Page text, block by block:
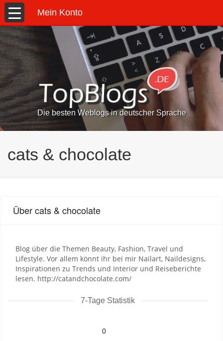
Mein Konto
Die besten Weblogs in deutscher Sprache
cats & chocolate
Über cats & chocolate
Blog über die Themen Beauty, Fashion, Travel und
Lifestyle. Vor allem könnt ihr bei mir Nailart, Naildesigns,
Inspirationen zu Trends und Interior und Reiseberichte
lesen. http://catandchocolate.com/
7-Tage Statistik
0